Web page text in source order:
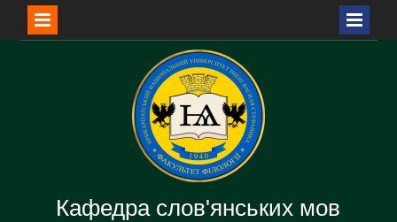
Кафедра слов'янських мов